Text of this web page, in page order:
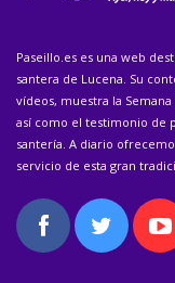
Paseillo.es es una web
santera de Lucena. Su
vídeos, muestra la Semana
así como el testimonio de
santería. A diario
servicio de esta gran